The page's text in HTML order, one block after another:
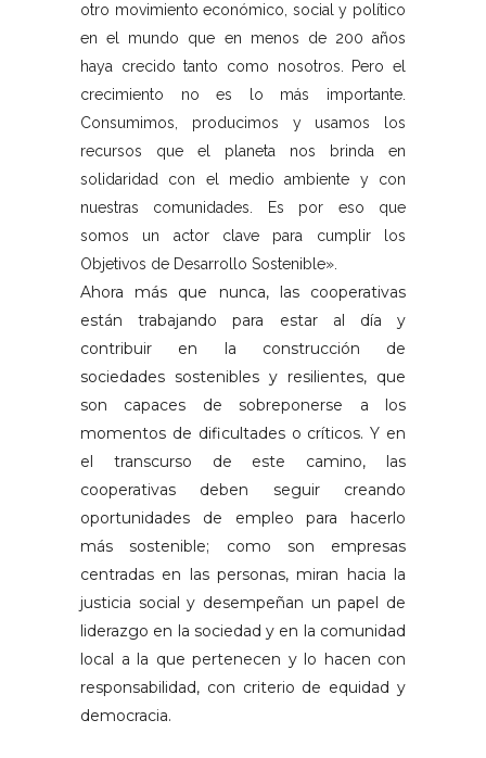
otro movimiento económico, social y político
en el mundo que en menos de 200 años
haya crecido tanto como nosotros. Pero el
crecimiento no es lo más importante.
Consumimos, producimos y usamos los
recursos que el planeta nos brinda en
solidaridad con el medio ambiente y con
nuestras comunidades. Es por eso que
somos un actor clave para cumplir los
Objetivos de Desarrollo Sostenible».
Ahora más que nunca, las cooperativas
están trabajando para estar al día y
contribuir en la construcción de
sociedades sostenibles y resilientes, que
son capaces de sobreponerse a los
momentos de dificultades o críticos. Y en
el transcurso de este camino, las
cooperativas deben seguir creando
oportunidades de empleo para hacerlo
más sostenible; como son empresas
centradas en las personas, miran hacia la
justicia social y desempeñan un papel de
liderazgo en la sociedad y en la comunidad
local a la que pertenecen y lo hacen con
responsabilidad, con criterio de equidad y
democracia.